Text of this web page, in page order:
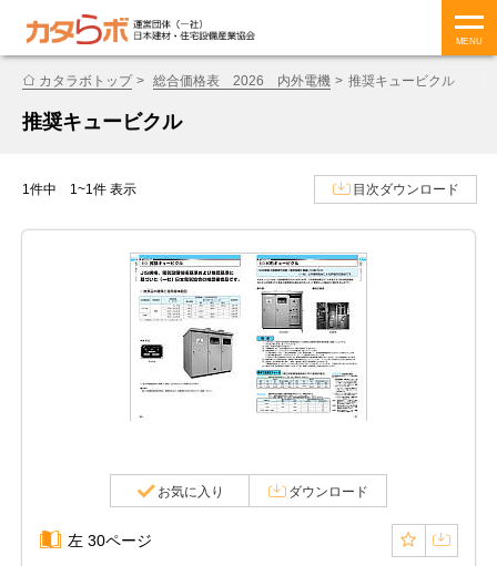
MENU
カタラボトップ 総合価格表 2026 内外電機 推奨キュービクル
推奨キュービクル
1件中 1~1件 表示 目次ダウンロード
お気に入り ダウンロード
左 30ページ